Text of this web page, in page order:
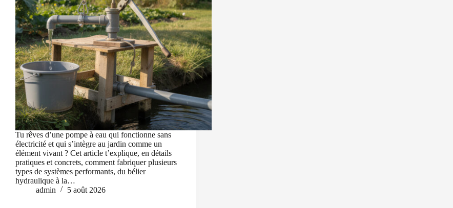
Tu rêves d’une pompe à eau qui fonctionne sans
électricité et qui s’intègre au jardin comme un
élément vivant ? Cet article t’explique, en détails
pratiques et concrets, comment fabriquer plusieurs
types de systèmes performants, du bélier
hydraulique à la…
admin
5 août 2026